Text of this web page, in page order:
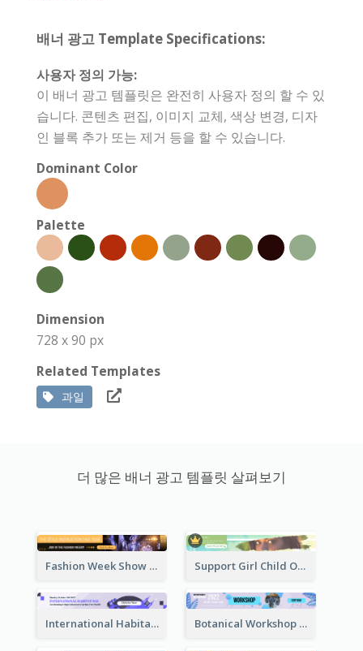
배너 광고 Template Specifications:
사용자 정의 가능:
이 배너 광고 템플릿은 완전히 사용자 정의 할 수 있
습니다. 콘텐츠 편집, 이미지 교체, 색상 변경, 디자
인 블록 추가 또는 제거 등을 할 수 있습니다.
Dominant Color
Palette
Dimension
728 x 90 px
Related Templates
과일
더 많은 배너 광고 템플릿 살펴보기
Fashion Week Show Banner Ad Support Girl Child Online Campaign Banner Ad
International Habitat Day Banner Ad Botanical Workshop Promote Banner Ad